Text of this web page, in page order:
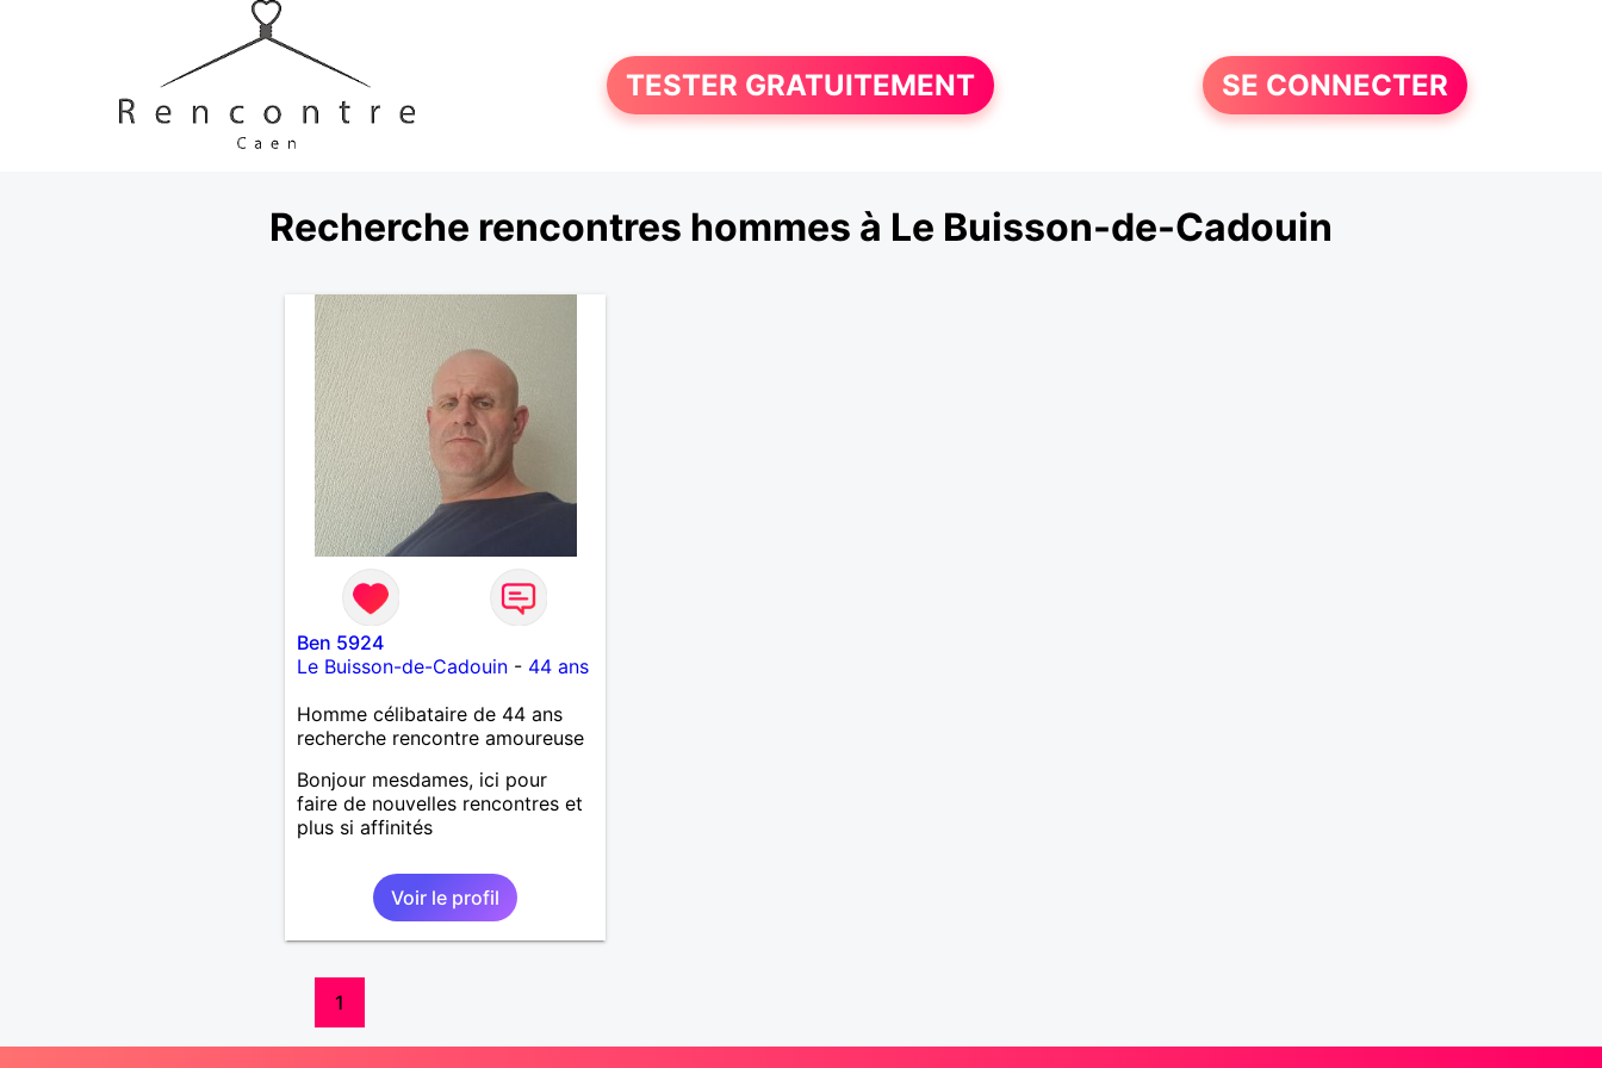
TESTER GRATUITEMENT SE CONNECTER
Recherche rencontres hommes à Le Buisson-de-Cadouin
Ben 5924
Le Buisson-de-Cadouin- 44 ans
Homme célibataire de 44 ans
recherche rencontre amoureuse
Bonjour mesdames, ici pour
faire de nouvelles rencontres et
plus si affinités
Voir le profil
1